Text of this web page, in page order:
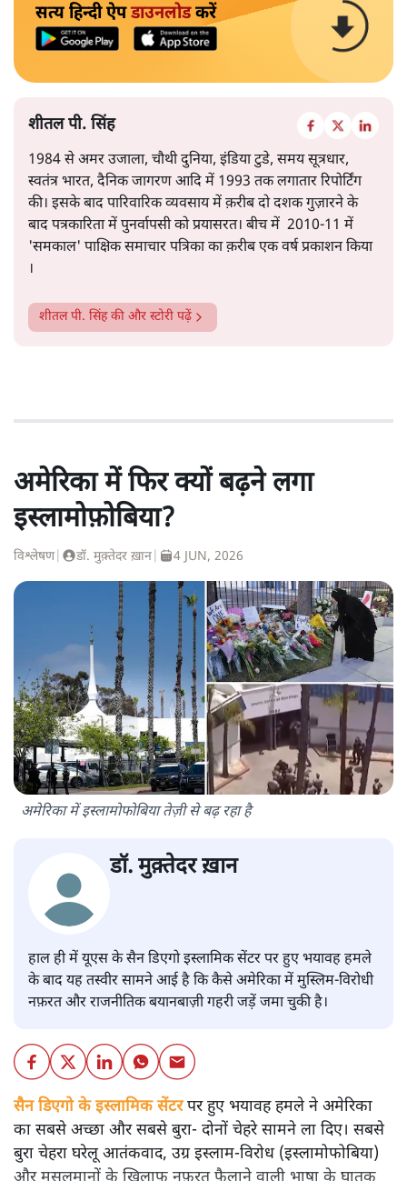
सत्य हिन्दी ऐपडाउनलोडकरें
शीतल पी. सिंह
1984 से अमर उजाला, चौथी दुनिया, इंडिया टुडे, समय सूत्रधार,
स्वतंत्र भारत, दैनिक जागरण आदि में 1993 तक लगातार रिपोर्टिंग
की। इसके बाद पारिवारिक व्यवसाय में क़रीब दो दशक गुज़ारने के
बाद पत्रकारिता में पुनर्वापसी को प्रयासरत। बीच में 2010-11 में
'समकाल' पाक्षिक समाचार पत्रिका का क़रीब एक वर्ष प्रकाशन किया
।
शीतल पी. सिंहकी और स्टोरी पढ़ें
अमेरिका में फिर क्यों बढ़ने लगा
इस्लामोफ़ोबिया?
विश्लेषण| डॉ. मुक़्तेदर ख़ान 4 JUN, 2026
अमेरिका में इस्लामोफोबिया तेज़ी से बढ़ रहा है
डॉ. मुक़्तेदर ख़ान
हाल ही में यूएस के सैन डिएगो इस्लामिक सेंटर पर हुए भयावह हमले
के बाद यह तस्वीर सामने आई है कि कैसे अमेरिका में मुस्लिम-विरोधी
नफ़रत और राजनीतिक बयानबाज़ी गहरी जड़ें जमा चुकी है।
सैन डिएगो के इस्लामिक सेंटरपर हुए भयावह हमले ने अमेरिका
का सबसे अच्छा और सबसे बुरा- दोनों चेहरे सामने ला दिए। सबसे
बुरा चेहरा घरेलू आतंकवाद, उग्र इस्लाम-विरोध (इस्लामोफोबिया)